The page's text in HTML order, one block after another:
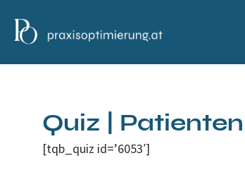
Quiz |
[tqb_quiz id=’6053′]